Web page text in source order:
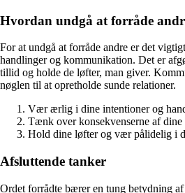
Hvordan undgå at forråde
For at undgå at forråde andre er det
handlinger og kommunikation. Det er
tillid og holde de løfter, man giver.
nøglen til at opretholde sunde relationer.
Vær ærlig i dine intentioner og
Tænk over konsekvenserne af
Hold dine løfter og vær pålidelig i
Afsluttende tanker
Ordet forrådte bærer en tung betydning